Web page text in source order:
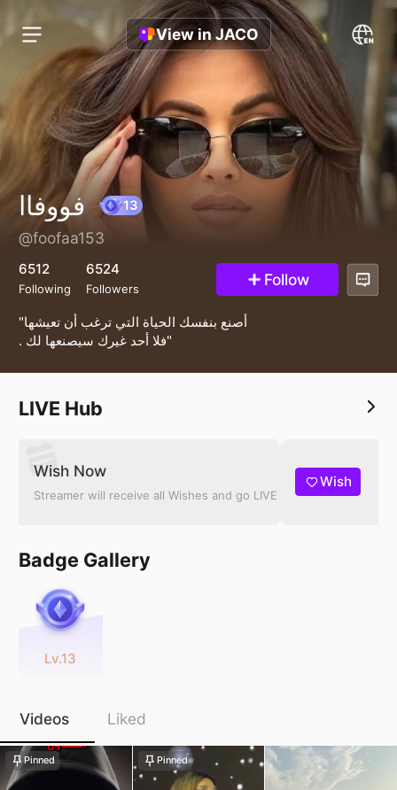
View in JACO
فووفاا
@foofaa153
6512
Following
6524
Followers Follow
"أصنع بنفسك الحياة التي ترغب أن تعيشها
. فلا أحد غيرك سيصنعها لك"
LIVE Hub
Wish Now
Streamer will receive all Wishes and go LIVE
Wish
Badge Gallery
Lv.13
Videos Liked
Pinned Pinned